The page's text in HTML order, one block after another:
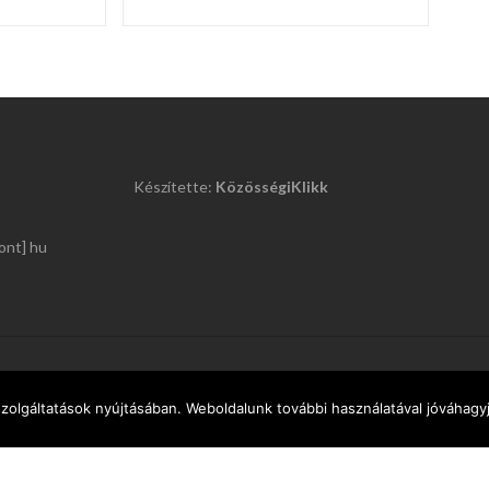
hu
Készítette: KözösségiKlikk
nyújtásában. Weboldalunk további használatával